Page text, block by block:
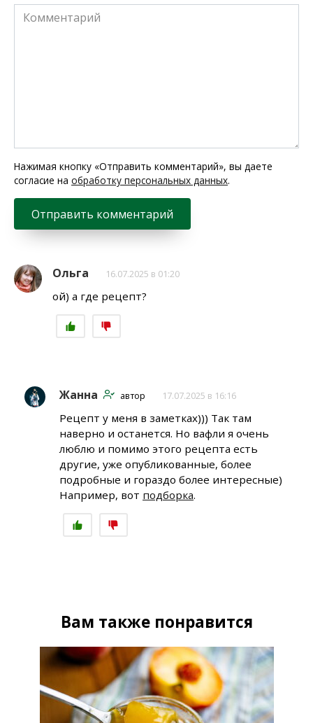
Комментарий
Нажимая кнопку «Отправить комментарий», вы даете
согласие на обработку персональных данных.
Ольга 16.07.2025 в 01:20
ой) а где рецепт?
Жанна автор 17.07.2025 в 16:16
Рецепт у меня в заметках))) Так там
наверно и останется. Но вафли я очень
люблю и помимо этого рецепта есть
другие, уже опубликованные, более
подробные и гораздо более интересные)
Например, вот подборка.
Вам также понравится